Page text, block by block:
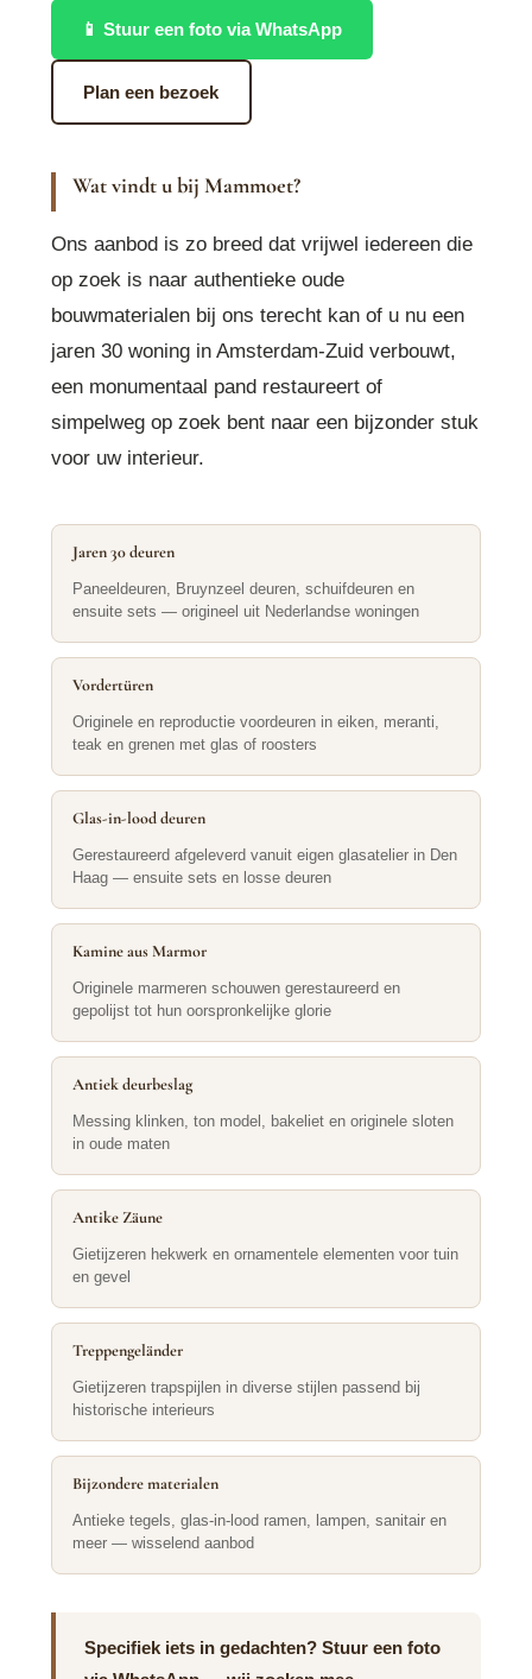
📱 Stuur een foto via WhatsApp
Plan een bezoek
Wat vindt u bij Mammoet?
Ons aanbod is zo breed dat vrijwel iedereen die
op zoek is naar authentieke oude
bouwmaterialen bij ons terecht kan of u nu een
jaren 30 woning in Amsterdam-Zuid verbouwt,
een monumentaal pand restaureert of
simpelweg op zoek bent naar een bijzonder stuk
voor uw interieur.
Jaren 30 deuren
Paneeldeuren, Bruynzeel deuren, schuifdeuren en
ensuite sets — origineel uit Nederlandse woningen
Vordertüren
Originele en reproductie voordeuren in eiken, meranti,
teak en grenen met glas of roosters
Glas-in-lood deuren
Gerestaureerd afgeleverd vanuit eigen glasatelier in Den
Haag — ensuite sets en losse deuren
Kamine aus Marmor
Originele marmeren schouwen gerestaureerd en
gepolijst tot hun oorspronkelijke glorie
Antiek deurbeslag
Messing klinken, ton model, bakeliet en originele sloten
in oude maten
Antike Zäune
Gietijzeren hekwerk en ornamentele elementen voor tuin
en gevel
Treppengeländer
Gietijzeren trapspijlen in diverse stijlen passend bij
historische interieurs
Bijzondere materialen
Antieke tegels, glas-in-lood ramen, lampen, sanitair en
meer — wisselend aanbod
Specifiek iets in gedachten? Stuur een foto